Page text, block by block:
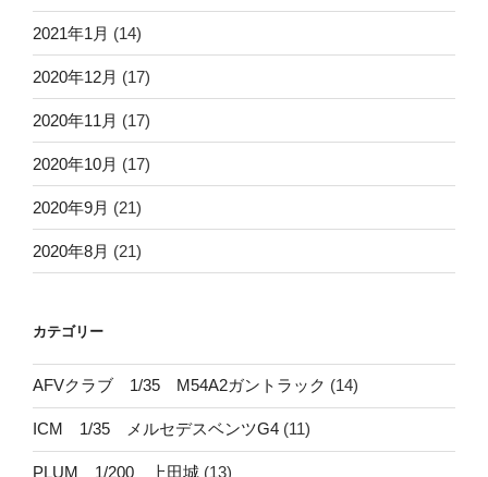
2021年1月 (14)
2020年12月 (17)
2020年11月 (17)
2020年10月 (17)
2020年9月 (21)
2020年8月 (21)
カテゴリー
AFVクラブ 1/35 M54A2ガントラック (14)
ICM 1/35 メルセデスベンツG4 (11)
PLUM 1/200 上田城 (13)